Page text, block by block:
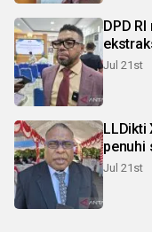
DPD
Jul 21st
LLDikti
penuhi
Jul 21st